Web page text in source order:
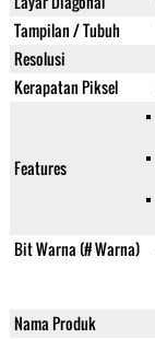
Tampilan / Tubuh
Resolusi
Kerapatan Piksel
Features
Bit Warna (# Warna)
Nama Produk